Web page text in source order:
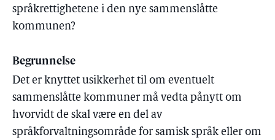
språkrettighetene i den nye sammenslåtte
kommunen?
Begrunnelse
Det er knyttet usikkerhet til om eventuelt
sammenslåtte kommuner må vedta pånytt om
hvorvidt de skal være en del av
språkforvaltningsområde for samisk språk eller om